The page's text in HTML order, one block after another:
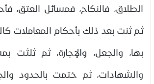
الطلاق، فالنكاح، فمسائل العتق،
ثم ثنت بعد ذلك بأحكام المعاملات
بها، والجعل، والإجارة، ثم ثلثت
والشهادات، ثم ختمت بالحدود